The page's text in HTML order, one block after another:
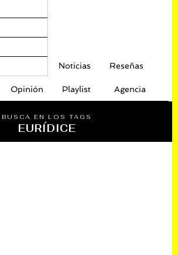
Noticias Reseñas
Opinión Playlist Agencia
BUSCA EN LOS TAGS
EURÍDICE